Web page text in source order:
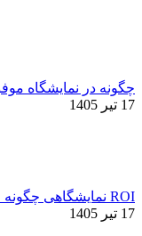
چگونه در نمایشگاه
17 تیر 1405
ROI نمایشگاهی چگونه محاسبه می‌شود
17 تیر 1405